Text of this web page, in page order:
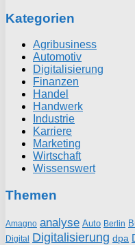
Kategorien
Agribusiness
Automotiv
Digitalisierung
Finanzen
Handel
Handwerk
Industrie
Karriere
Marketing
Wirtschaft
Wissenswert
Themen
Amagno analyse Auto Berlin
Digital Digitalisierung dpa